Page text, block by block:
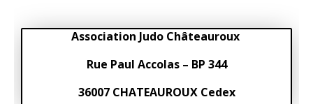
Association Judo Châteauroux
Rue Paul Accolas – BP 344
36007 CHATEAUROUX Cedex